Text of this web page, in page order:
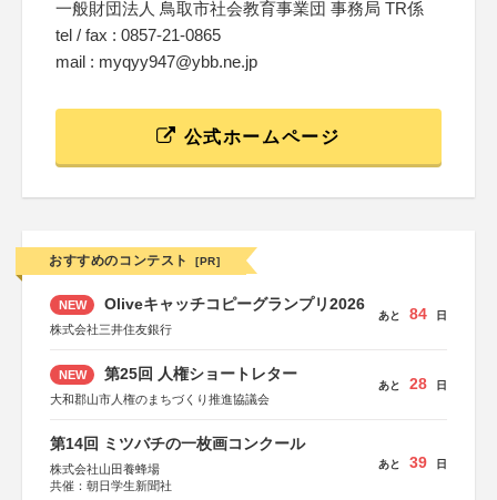
一般財団法人 鳥取市社会教育事業団 事務局 TR係
tel / fax : 0857-21-0865
mail : myqyy947@ybb.ne.jp
公式ホームページ
おすすめのコンテスト [PR]
NEW Oliveキャッチコピーグランプリ2026
株式会社三井住友銀行
あと 84 日
NEW 第25回 人権ショートレター
大和郡山市人権のまちづくり推進協議会
あと 28 日
第14回 ミツバチの一枚画コンクール
株式会社山田養蜂場
共催：朝日学生新聞社
あと 39 日